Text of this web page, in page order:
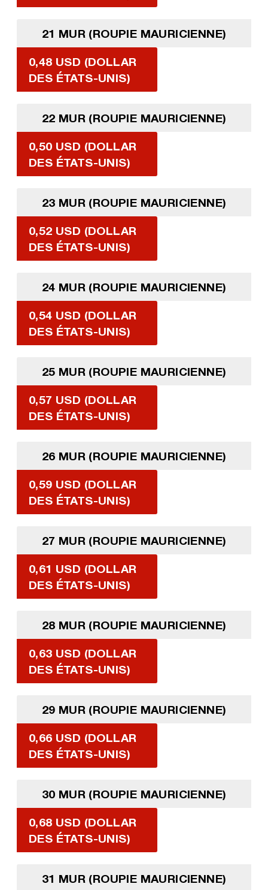
21 MUR (ROUPIE MAURICIENNE)
0,48 USD (DOLLAR
DES ÉTATS-UNIS)
22 MUR (ROUPIE MAURICIENNE)
0,50 USD (DOLLAR
DES ÉTATS-UNIS)
23 MUR (ROUPIE MAURICIENNE)
0,52 USD (DOLLAR
DES ÉTATS-UNIS)
24 MUR (ROUPIE MAURICIENNE)
0,54 USD (DOLLAR
DES ÉTATS-UNIS)
25 MUR (ROUPIE MAURICIENNE)
0,57 USD (DOLLAR
DES ÉTATS-UNIS)
26 MUR (ROUPIE MAURICIENNE)
0,59 USD (DOLLAR
DES ÉTATS-UNIS)
27 MUR (ROUPIE MAURICIENNE)
0,61 USD (DOLLAR
DES ÉTATS-UNIS)
28 MUR (ROUPIE MAURICIENNE)
0,63 USD (DOLLAR
DES ÉTATS-UNIS)
29 MUR (ROUPIE MAURICIENNE)
0,66 USD (DOLLAR
DES ÉTATS-UNIS)
30 MUR (ROUPIE MAURICIENNE)
0,68 USD (DOLLAR
DES ÉTATS-UNIS)
31 MUR (ROUPIE MAURICIENNE)